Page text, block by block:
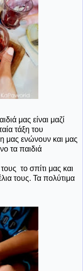
μας είναι μαζί
τάξη του
μας ενώνουν και μας
τα παιδιά
το σπίτι μας και
τους. Τα πολύτιμα